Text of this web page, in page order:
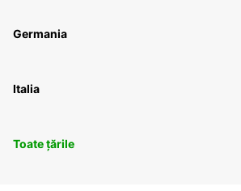
Germania
Italia
Toate țările